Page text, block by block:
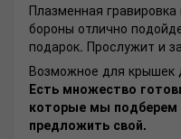
Плазменная
бороны отлично
подарок. Прослужит и
Возможное для крышек
Есть множество
которые мы
предложить свой.